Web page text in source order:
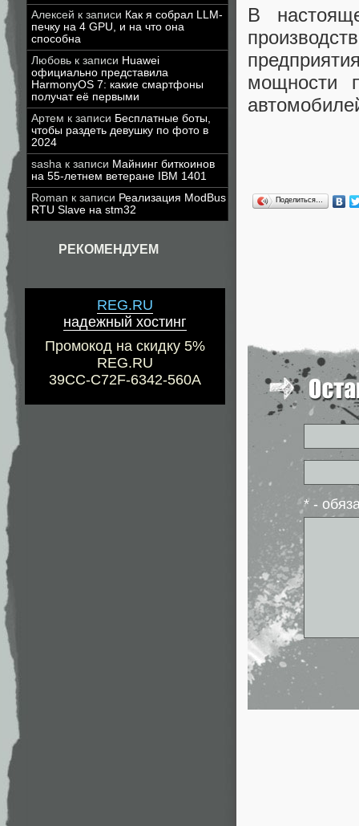
Алексей к записи Как я собрал LLM-
печку на 4 GPU, и на что она
способна
Любовь к записи Huawei
официально представила
HarmonyOS 7: какие смартфоны
получат её первыми
Артем к записи Бесплатные боты,
чтобы раздеть девушку по фото в
2024
sasha к записи Майнинг биткоинов
на 55-летнем ветеране IBM 1401
Roman к записи Реализация ModBus
RTU Slave на stm32
РЕКОМЕНДУЕМ
REG.RU
надежный хостинг
Промокод на скидку 5%
REG.RU
39CC-C72F-6342-560A
В
мощности
Поделиться…
* -